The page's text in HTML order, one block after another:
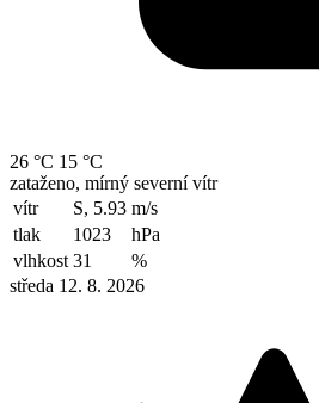
26 °C 15 °C
zataženo, mírný severní vítr
vítr
S, 5.93 m/s
tlak
1023
hPa
vlhkost 31
%
středa 12. 8. 2026